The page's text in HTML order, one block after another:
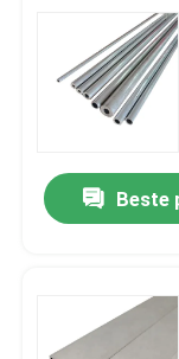
Neem contact
Nieuws
De Bladen
Beste